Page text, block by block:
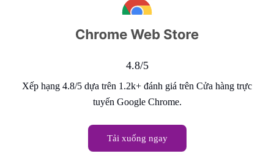
4.8/5
Xếp hạng 4.8/5 dựa trên 1.2k+ đánh giá trên Cửa hàng trực
tuyến Google Chrome.
Tải xuống ngay